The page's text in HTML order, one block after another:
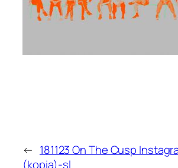
← 181123 On The Cusp
(kopia)-sl